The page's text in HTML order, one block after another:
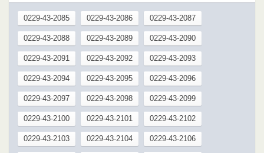
0229-43-2085 0229-43-2086 0229-43-2087
0229-43-2088 0229-43-2089 0229-43-2090
0229-43-2091 0229-43-2092 0229-43-2093
0229-43-2094 0229-43-2095 0229-43-2096
0229-43-2097 0229-43-2098 0229-43-2099
0229-43-2100 0229-43-2101 0229-43-2102
0229-43-2103 0229-43-2104 0229-43-2106